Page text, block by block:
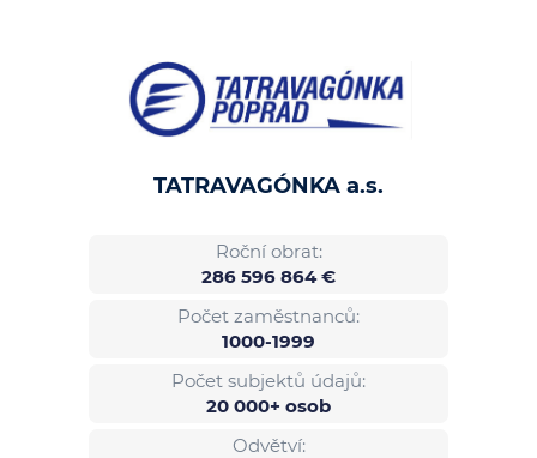
TATRAVAGÓNKA a.s.
Roční obrat:
286 596 864 €
Počet zaměstnanců:
1000-1999
Počet subjektů údajů:
20 000+ osob
Odvětví: